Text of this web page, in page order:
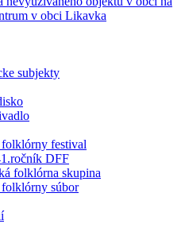
v obci Likavka
subjekty
festival
DFF
folklórna skupina
súbor